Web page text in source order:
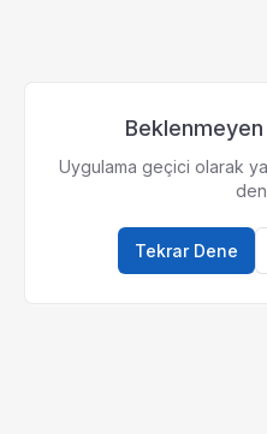
Uygulama geçici olarak
Tekrar Dene